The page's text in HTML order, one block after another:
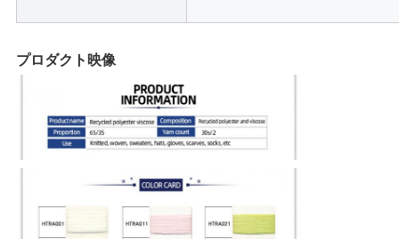
プロダクト映像